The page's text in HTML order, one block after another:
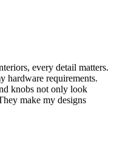
every detail matters.
hardware requirements.
knobs not only look
make my designs